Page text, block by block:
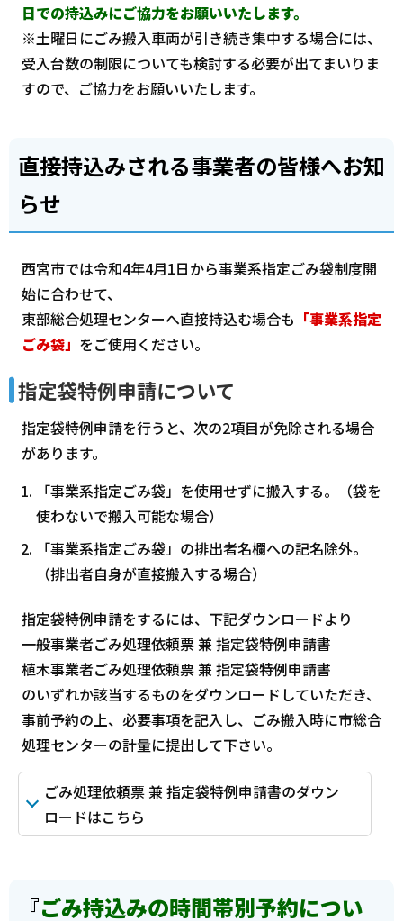
日での持込みにご協力をお願いいたします。
※土曜日にごみ搬入車両が引き続き集中する場合には、
受入台数の制限についても検討する必要が出てまいりま
すので、ご協力をお願いいたします。
直接持込みされる事業者の皆様へお知
らせ
西宮市では令和4年4月1日から事業系指定ごみ袋制度開
始に合わせて、
東部総合処理センターへ直接持込む場合も 「事業系指定
ごみ袋」 をご使用ください。
指定袋特例申請について
指定袋特例申請を行うと、次の2項目が免除される場合
があります。
「事業系指定ごみ袋」を使用せずに搬入する。（袋を
使わないで搬入可能な場合）
「事業系指定ごみ袋」の排出者名欄への記名除外。
（排出者自身が直接搬入する場合）
指定袋特例申請をするには、下記ダウンロードより
一般事業者ごみ処理依頼票 兼 指定袋特例申請書
植木事業者ごみ処理依頼票 兼 指定袋特例申請書
のいずれか該当するものをダウンロードしていただき、
事前予約の上、必要事項を記入し、ごみ搬入時に市総合
処理センターの計量に提出して下さい。
ごみ処理依頼票 兼 指定袋特例申請書のダウン
ロードはこちら
『ごみ持込みの時間帯別予約につい